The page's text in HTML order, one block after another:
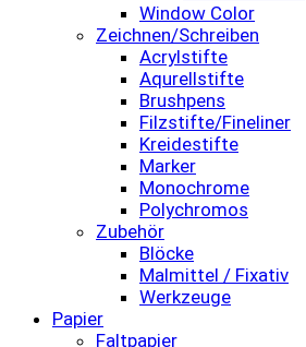
Window Color
Zeichnen/Schreiben
Acrylstifte
Aqurellstifte
Brushpens
Filzstifte/Fineliner
Kreidestifte
Marker
Monochrome
Polychromos
Zubehör
Blöcke
Malmittel / Fixativ
Werkzeuge
Papier
Faltpapier